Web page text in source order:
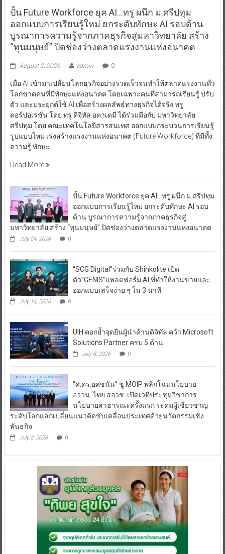
ปั้น Future Workforce ยุค AI…ทรู ผนึก ม.ศรีปทุม
ออกแบบการเรียนรู้ใหม่ ยกระดับทักษะ AI รอบด้าน
บูรณาการความรู้จากภาคธุรกิจสู่มหาวิทยาลัย สร้าง
“ทุนมนุษย์” ปิดช่องว่างตลาดแรงงานแห่งอนาคต
August 2, 2026 admin 0
เมื่อ AI เข้ามาเปลี่ยนโลกธุรกิจอย่างรวดเร็วจนทำให้ตลาดแรงงานทั่ว
โลกขาดคนที่มีทักษะแห่งอนาคต โดยเฉพาะคนที่สามารถเรียนรู้ ปรับ
ตัว และประยุกต์ใช้ AI เพื่อสร้างผลลัพธ์ทางธุรกิจได้จริง ทรู
คอร์ปอเรชั่น โดย ทรู ดิจิทัล อคาเดมี ได้ร่วมมือกับ มหาวิทยาลัย
ศรีปทุม โดย คณะเทคโนโลยีสารสนเทศ ออกแบบกระบวนการเรียนรู้
รูปแบบใหม่ เร่งสร้างแรงงานแห่งอนาคต (Future Workforce) ที่มีทั้ง
ความรู้ ทักษะ
Read More
ปั้น Future Workforce ยุค AI…ทรู ผนึก ม.ศรีปทุม
ออกแบบการเรียนรู้ใหม่ ยกระดับทักษะ AI รอบ
ด้าน บูรณาการความรู้จากภาคธุรกิจสู่
มหาวิทยาลัย สร้าง “ทุนมนุษย์” ปิดช่องว่างตลาดแรงงานแห่งอนาคต
July 24, 2026 0
“SCG Digital”ร่วมกับ Shinkolite เปิด
ตัว”GENIS”แพลตฟอร์ม AI ที่ทำให้งานขายและ
ออกแบบเสร็จง่าย ๆ ใน 3 นาที
July 14, 2026 0
UIH ตอกย้ำจุดยืนผู้นำด้านดิจิทัล คว้า Microsoft
Solutions Partner ครบ 5 ด้าน
July 8, 2026 0
“ศ.ดร.ยศชนัน” ชู MOIP พลิกโฉมนโยบาย
อววน. ไทย สอวช. เปิดเวทีประชุมวิชาการ
นโยบายสาธารณะครั้งแรก ระดมผู้เชี่ยวชาญ
ระดับโลกแลกเปลี่ยนแนวคิดขับเคลื่อนประเทศด้วยนวัตกรรมเชิง
พันธกิจ
July 2, 2026 0